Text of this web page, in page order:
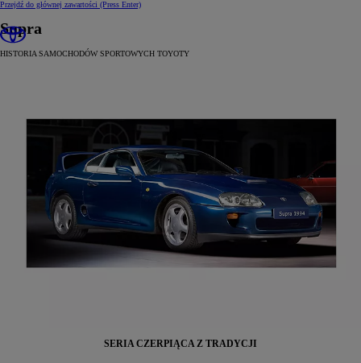
Przejdź do głównej zawartości (Press Enter)
Supra
HISTORIA SAMOCHODÓW SPORTOWYCH TOYOTY
SERIA CZERPIĄCA Z TRADYCJI